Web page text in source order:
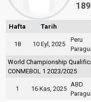
189
Hafta Tarih
18 10 Eyl, 2025
Peru
World Championship
CONMEBOL 1 2023/2025
1 16 Kas, 2025
ABD